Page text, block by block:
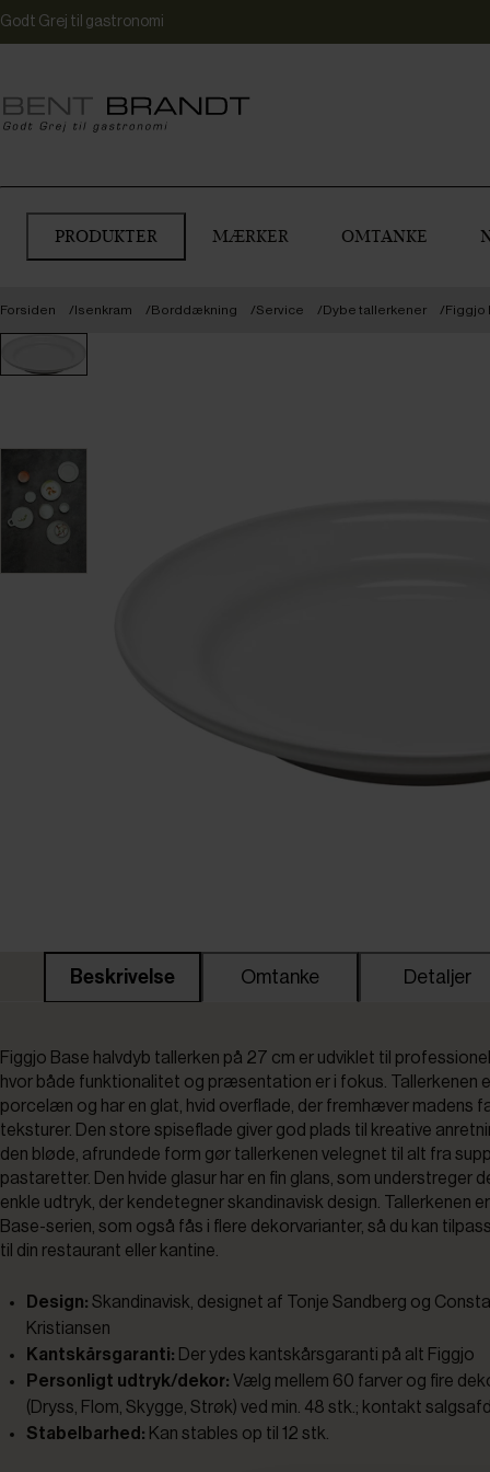
Godt Grej til gastronomi
PRODUKTER MÆRKER OMTANKE
Forsiden Isenkram Borddækning Service Dybe tallerkener Figgjo
Beskrivelse Omtanke Detaljer
Figgjo Base halvdyb tallerken på 27 cm er udviklet til
hvor både funktionalitet og præsentation er i fokus. Tallerkenen
porcelæn og har en glat, hvid overflade, der fremhæver madens
teksturer. Den store spiseflade giver god plads til kreative
den bløde, afrundede form gør tallerkenen velegnet til alt fra
pastaretter. Den hvide glasur har en fin glans, som understreger
enkle udtryk, der kendetegner skandinavisk design. Tallerkenen
Base-serien, som også fås i flere dekorvarianter, så du kan
til din restaurant eller kantine.
Design: Skandinavisk, designet af Tonje Sandberg og
Kristiansen
Kantskårsgaranti: Der ydes kantskårsgaranti på alt Figgjo
Personligt udtryk/dekor: Vælg mellem 60 farver og fire
(Dryss, Flom, Skygge, Strøk) ved min. 48 stk.; kontakt
Stabelbarhed: Kan stables op til 12 stk.